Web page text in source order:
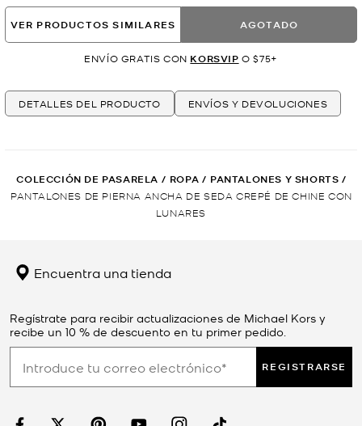
VER PRODUCTOS SIMILARES AGOTADO
ENVÍO GRATIS CON KORSVIP O $75+
DETALLES DEL PRODUCTO ENVÍOS Y DEVOLUCIONES
COLECCIÓN DE PASARELA / ROPA / PANTALONES Y SHORTS /
PANTALONES DE PIERNA ANCHA DE SEDA CREPÉ DE CHINE CON
LUNARES
Encuentra una tienda
Regístrate para recibir actualizaciones de Michael Kors y
recibe un 10 % de descuento en tu primer pedido.
REGISTRARSE